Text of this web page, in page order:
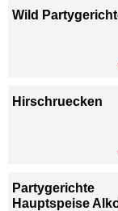
Wild
Hirschruecken
Partygerichte
Hauptspeise